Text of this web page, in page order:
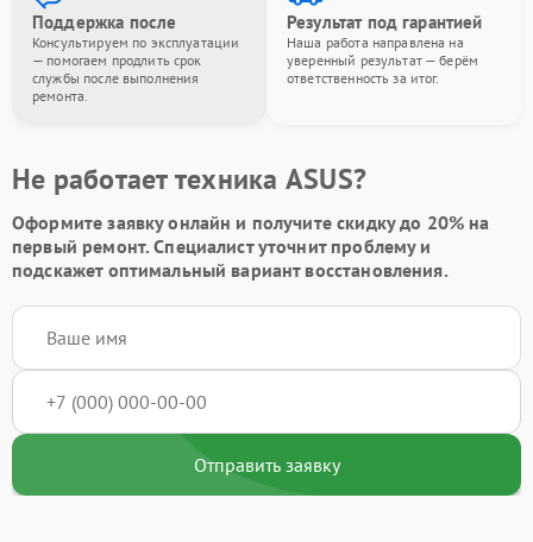
Поддержка после
Консультируем по эксплуатации
— помогаем продлить срок
службы после выполнения
ремонта.
Результат под гарантией
Наша работа направлена на
уверенный результат — берём
ответственность за итог.
Не работает техника ASUS?
Оформите заявку онлайн и получитескидку до 20% на
первый ремонт. Специалист уточнит проблему и
подскажет оптимальный вариант восстановления.
Отправить заявку